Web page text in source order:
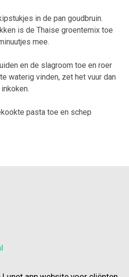
in de pan goudbruin.
is de Thaise groentemix toe
mee.
en de slagroom toe en roer
waterig vinden, zet het vuur dan
pasta toe en schep